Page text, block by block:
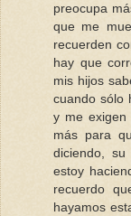
preocupa
que me
recuerden
hay que
mis hijos
cuando sólo
y me
más para
diciendo,
estoy
recuerdo
hayamos